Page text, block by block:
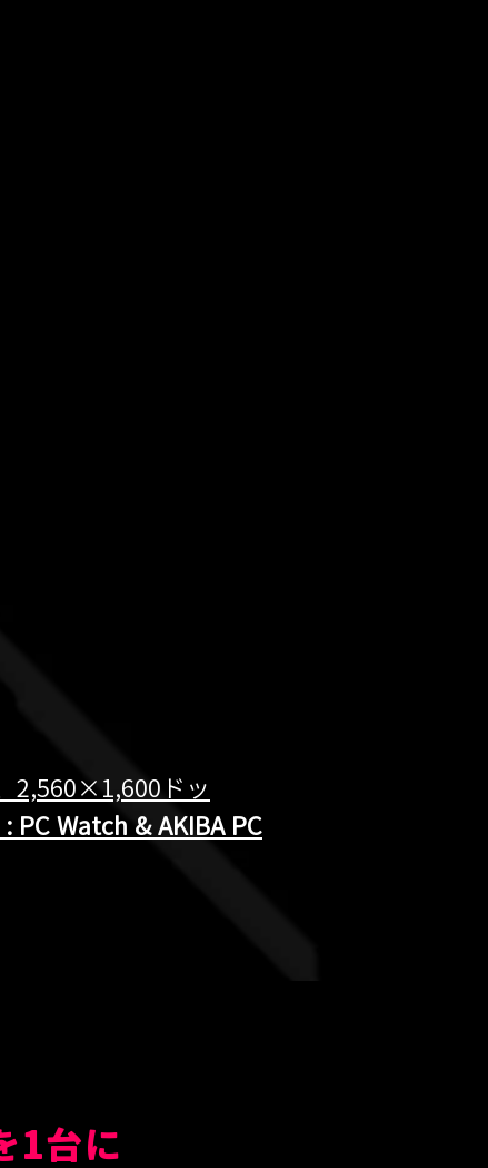
2,560×1,600ドッ
: PC Watch & AKIBA PC
1台に